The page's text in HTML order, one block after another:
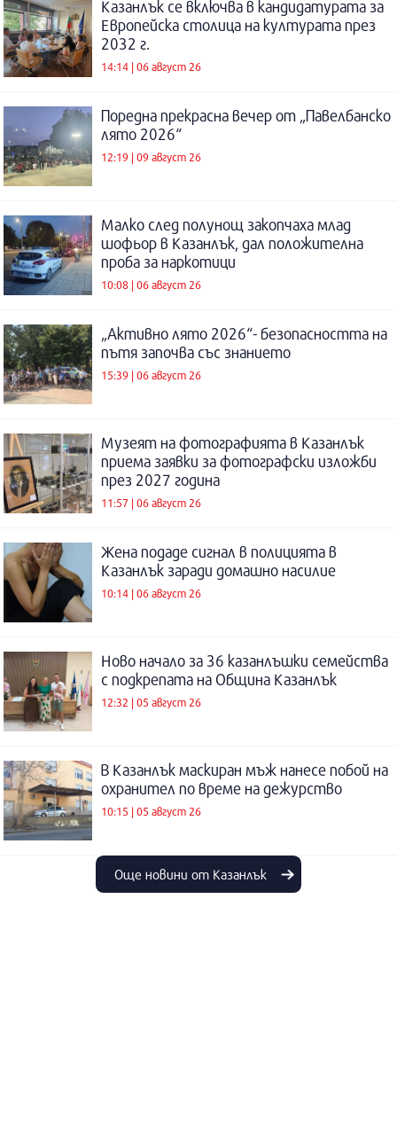
Казанлък се включва в кандидатурата за
Европейска столица на културата през
2032 г.
14:14 | 06 август 26
Поредна прекрасна вечер от „Павелбанско
лято 2026“
12:19 | 09 август 26
Малко след полунощ закопчаха млад
шофьор в Казанлък, дал положителна
проба за наркотици
10:08 | 06 август 26
„Активно лято 2026“- безопасността на
пътя започва със знанието
15:39 | 06 август 26
Музеят на фотографията в Казанлък
приема заявки за фотографски изложби
през 2027 година
11:57 | 06 август 26
Жена подаде сигнал в полицията в
Казанлък заради домашно насилие
10:14 | 06 август 26
Ново начало за 36 казанлъшки семейства
с подкрепата на Община Казанлък
12:32 | 05 август 26
В Казанлък маскиран мъж нанесе побой на
охранител по време на дежурство
10:15 | 05 август 26
Още новини от Казанлък